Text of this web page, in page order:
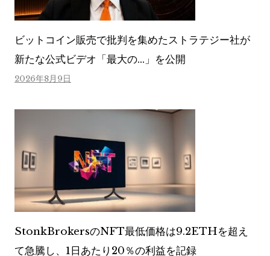
ビットコイン販売で批判を集めたストラテジー社が
新たな公式ビデオ「最大の…」を公開
2026年8月9日
StonkBrokersのNFT最低価格は9.2ETHを超え
て急騰し、1日あたり20％の利益を記録